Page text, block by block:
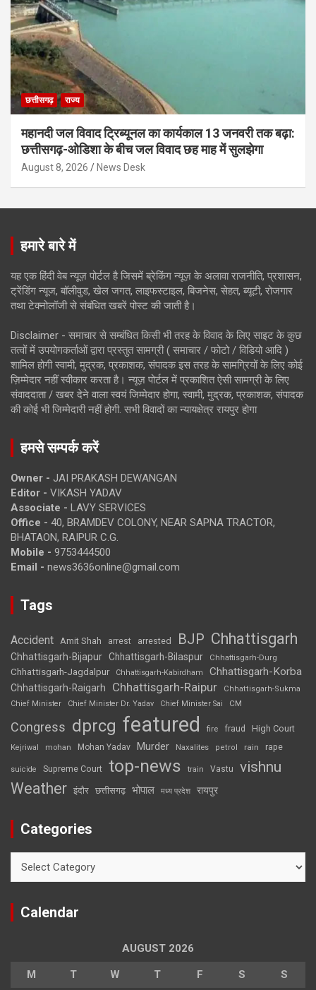
छत्तीसगढ़ राज्य
महानदी जल विवाद ट्रिब्यूनल का कार्यकाल 13 जनवरी तक बढ़ा:
छत्तीसगढ़-ओडिशा के बीच जल विवाद छह माह में सुलझेगा
August 8, 2026 News Desk
हमारे बारे में
यह एक हिंदी वेब न्यूज़ पोर्टल है जिसमें ब्रेकिंग न्यूज़ के अलावा राजनीति, प्रशासन,
ट्रेंडिंग न्यूज, बॉलीवुड, खेल जगत, लाइफस्टाइल, बिजनेस, सेहत, ब्यूटी, रोजगार
तथा टेक्नोलॉजी से संबंधित खबरें पोस्ट की जाती है।
Disclaimer - समाचार से सम्बंधित किसी भी तरह के विवाद के लिए साइट के कुछ
तत्वों में उपयोगकर्ताओं द्वारा प्रस्तुत सामग्री ( समाचार / फोटो / विडियो आदि )
शामिल होगी स्वामी, मुद्रक, प्रकाशक, संपादक इस तरह के सामग्रियों के लिए कोई
ज़िम्मेदार नहीं स्वीकार करता है। न्यूज़ पोर्टल में प्रकाशित ऐसी सामग्री के लिए
संवाददाता / खबर देने वाला स्वयं जिम्मेदार होगा, स्वामी, मुद्रक, प्रकाशक, संपादक
की कोई भी जिम्मेदारी नहीं होगी. सभी विवादों का न्यायक्षेत्र रायपुर होगा
हमसे सम्पर्क करें
Owner - JAI PRAKASH DEWANGAN
Editor - VIKASH YADAV
Associate - LAVY SERVICES
Office - 40, BRAMDEV COLONY, NEAR SAPNA TRACTOR,
BHATAON, RAIPUR C.G.
Mobile - 9753444500
Email - news3636online@gmail.com
Tags
Accident Amit Shah arrest arrested BJP Chhattisgarh
Chhattisgarh-Bijapur Chhattisgarh-Bilaspur Chhattisgarh-Durg
Chhattisgarh-Jagdalpur Chhattisgarh-Kabirdham Chhattisgarh-Korba
Chhattisgarh-Raigarh Chhattisgarh-Raipur
Chhattisgarh-Sukma
Chief Minister
Chief Minister Dr. Yadav Chief Minister Sai CM
Congress dprcg featured fire fraud High Court
Kejriwal mohan Mohan Yadav Murder Naxalites petrol rain rape
suicide Supreme Court top-news train Vastu vishnu
Weather इंदौर छत्तीसगढ़ भोपाल मध्य प्रदेश रायपुर
Categories
Calendar
AUGUST 2026
M T W T F S S